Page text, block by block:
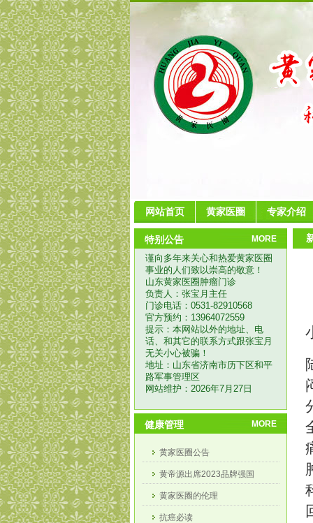
网站首页 黄家医圈 专家介绍
MORE
特别公告
谨向多年来关心和热爱黄家医圈
事业的人们致以崇高的敬意！
山东黄家医圈肿瘤门诊
负责人：张宝月主任
门诊电话：0531-82910568
官方预约：13964072559
提示：本网站以外的地址、电
话、和其它的联系方式跟张宝月
无关小心被骗！
地址：山东省济南市历下区和平
路军事管理区
网站维护：2026年7月27日
MORE
健康管理
黄家医圈公告
黄帝源出席2023品牌强国
黄家医圈的伦理
抗癌必读